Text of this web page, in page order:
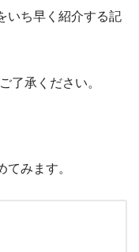
いち早く紹介する記
了承ください。
みます。